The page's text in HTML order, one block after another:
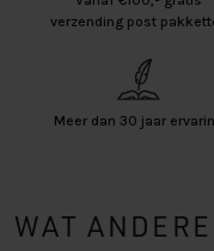
verzending post
Meer dan 30 jaar
WAT